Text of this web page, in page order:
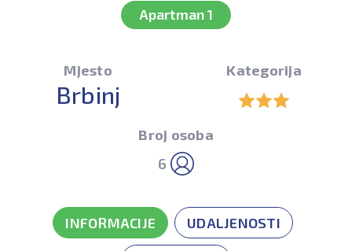
Apartman 1
Mjesto
Brbinj
Kategorija
Broj osoba
6
INFORMACIJE UDALJENOSTI